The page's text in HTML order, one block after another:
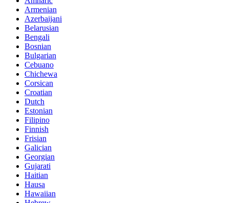
Armenian
Azerbaijani
Belarusian
Bengali
Bosnian
Bulgarian
Cebuano
Chichewa
Corsican
Croatian
Dutch
Estonian
Filipino
Finnish
Frisian
Galician
Georgian
Gujarati
Haitian
Hausa
Hawaiian